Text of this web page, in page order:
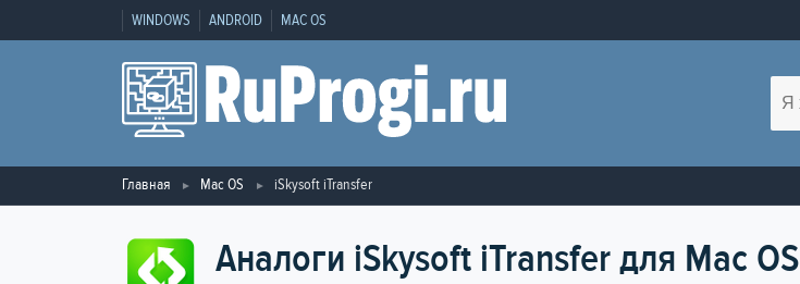
WINDOWS ANDROID MAC OS
Главная Mac OS iSkysoft iTransfer
Аналоги iSkysoft iTransfer для Mac OS